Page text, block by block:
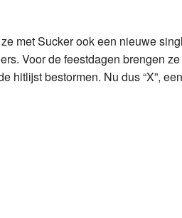
met Sucker ook een nieuwe
Voor de feestdagen brengen
hitlijst bestormen. Nu dus “X”,